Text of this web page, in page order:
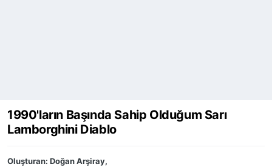
1990'ların Başında Sahip Olduğum Sarı
Lamborghini Diablo
Oluşturan: Doğan Arşiray,